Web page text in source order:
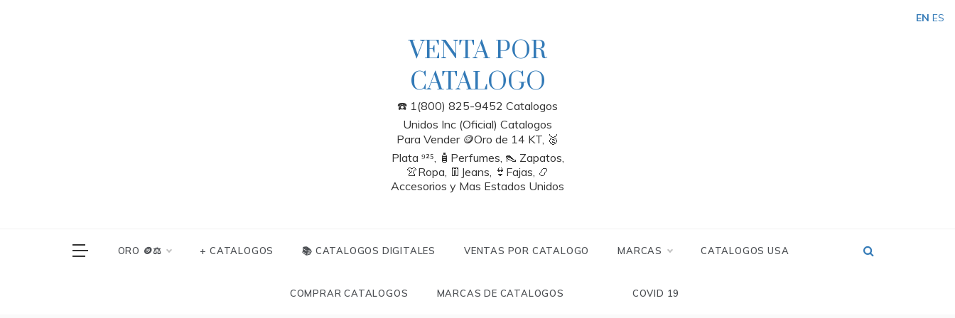
VENTA POR
CATALOGO
☎️ 1(800) 825-9452 Catalogos
Unidos Inc (Oficial) Catalogos
Para Vender 🪙Oro de 14 KT, 🥈
Plata ⁹²⁵, 🧴Perfumes, 👠 Zapatos,
👚Ropa, 👖Jeans, 👙Fajas, 📿
Accesorios y Mas Estados Unidos
ORO 🪙⚖️ + CATALOGOS 📚 CATALOGOS DIGITALES VENTAS POR CATALOGO MARCAS CATALOGOS USA
COMPRAR CATALOGOS MARCAS DE CATALOGOS COVID 19
EN ES